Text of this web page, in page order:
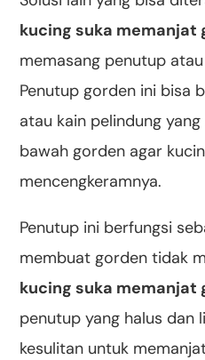
kucing suka memanjat
memasang penutup
Penutup gorden ini bisa
atau kain pelindung
bawah gorden agar
mencengkeramnya.
Penutup ini berfungsi
membuat gorden tidak
kucing suka memanjat
penutup yang halus dan
kesulitan untuk